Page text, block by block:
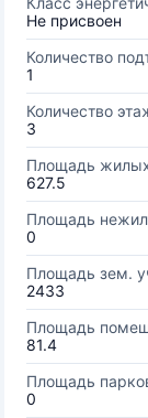
Не присвоен
Количество
1
Количество
3
Площадь
627.5
Площадь
0
Площадь зем.
2433
Площадь
81.4
Площадь
0